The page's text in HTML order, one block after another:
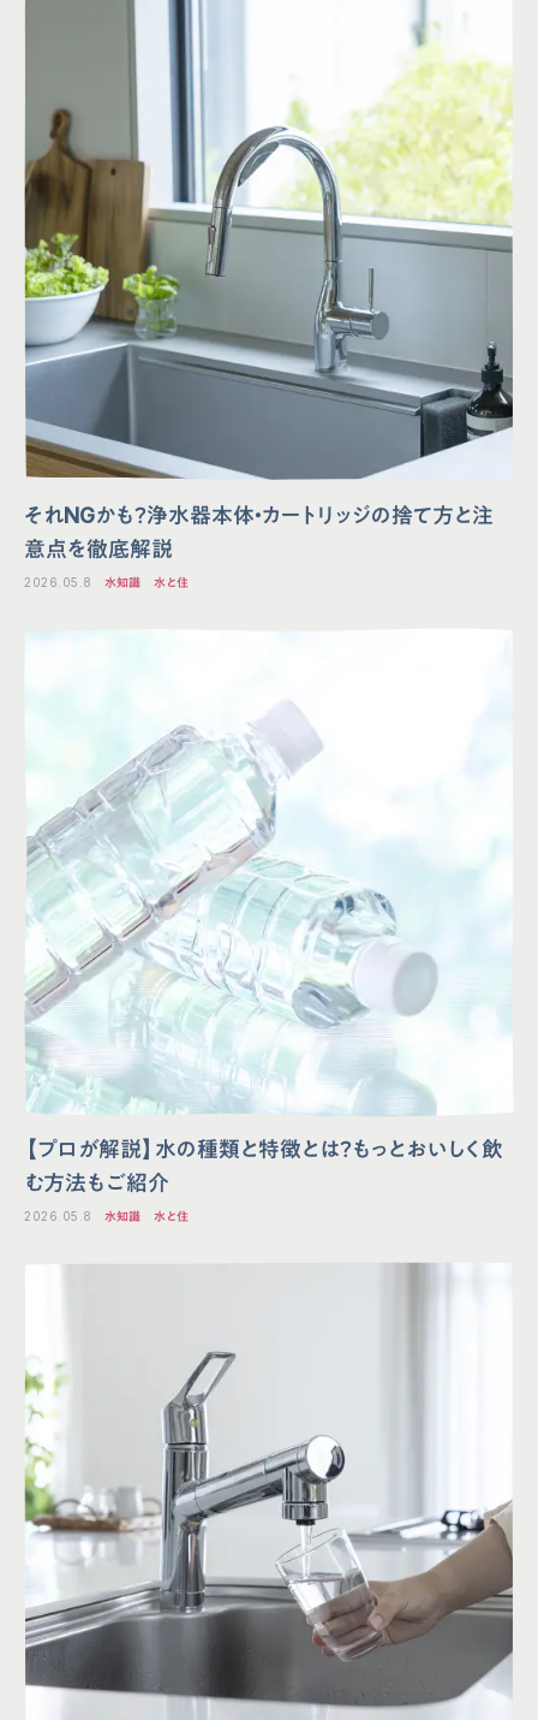
それNGかも？浄水器本体・カートリッジの捨て方と注
意点を徹底解説
2026.05.8 水知識 水と住
【プロが解説】水の種類と特徴とは？もっとおいしく飲
む方法もご紹介
2026.05.8 水知識 水と住